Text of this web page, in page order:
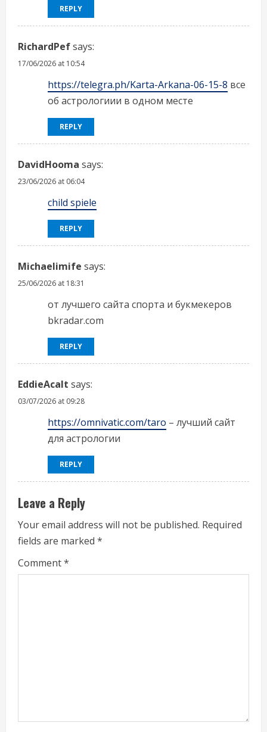
g
REPLY
RichardPefsays:
17/06/2026 at 10:54
https://telegra.ph/Karta-Arkana-06-15-8 все
об астрологиии в одном месте
REPLY
DavidHooma says:
23/06/2026 at 06:04
child spiele
REPLY
Michaelimife says:
25/06/2026 at 18:31
от лучшего сайта спорта и букмекеров
bkradar.com
REPLY
EddieAcalt says:
03/07/2026 at 09:28
https://omnivatic.com/taro – лучший сайт
для астрологии
REPLY
Leave a Reply
Your email address will not be published. Required
fields are marked *
Comment*